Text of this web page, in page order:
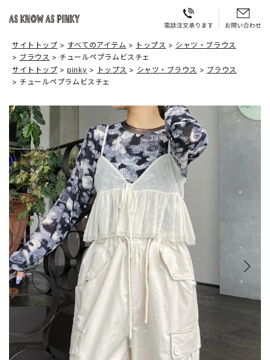
サイトトップ すべてのアイテム トップス
シャツ・ブラウス
ブラウス
チュールペプラムビスチェ
サイトトップ
pinky トップス シャツ・ブラウス
ブラウス
チュールペプラムビスチェ